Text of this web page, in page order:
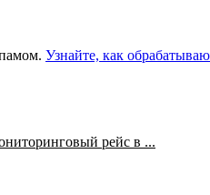
Узнайте, как
рейс в ...